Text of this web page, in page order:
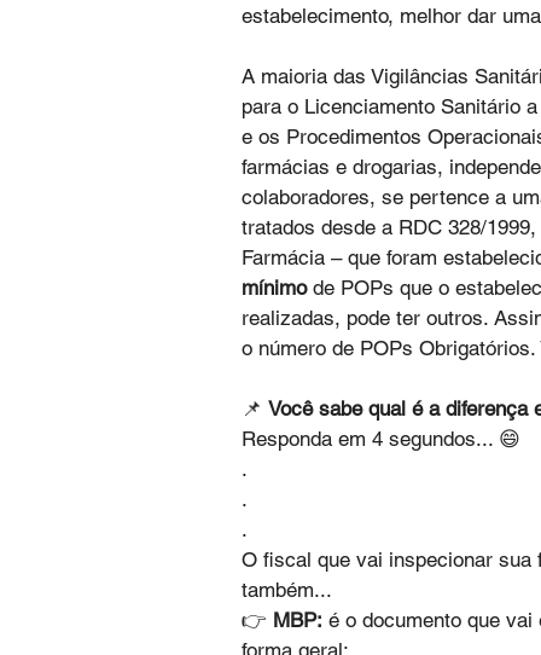
estabelecimento, melhor dar
A maioria das Vigilâncias
para o Licenciamento Sanitário
e os Procedimentos
farmácias e drogarias,
colaboradores, se pertence a
tratados desde a RDC 328/
Farmácia – que foram
mínimo de POPs que o
realizadas, pode ter outros.
o número de POPs
📌 Você sabe qual é a diferença
Responda em 4 segundos... 😄
.
.
.
O fiscal que vai inspecionar sua
também...
👉 MBP: é o documento que